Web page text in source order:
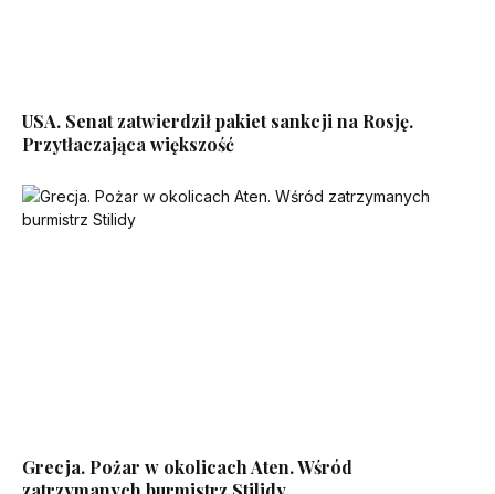
USA. Senat zatwierdził pakiet sankcji na Rosję.
Przytłaczająca większość
Grecja. Pożar w okolicach Aten. Wśród